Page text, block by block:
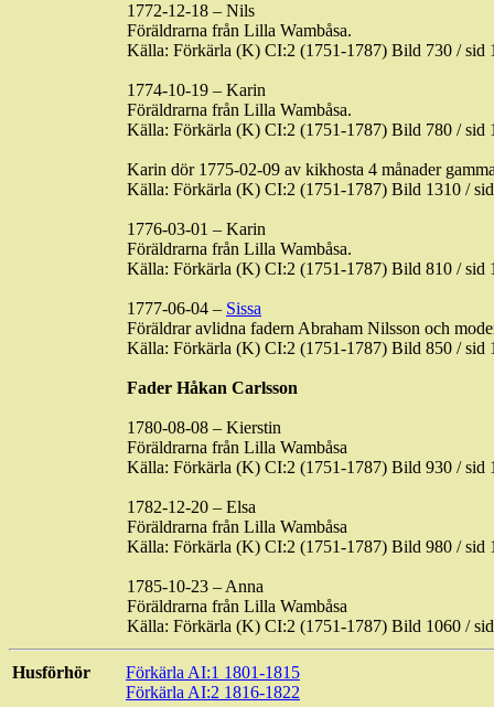
1772-12-18 – Nils
Föräldrarna från Lilla Wambåsa.
Källa: Förkärla (K) CI:2 (1751-1787) Bild 730 /
1774-10-19 – Karin
Föräldrarna från Lilla Wambåsa.
Källa: Förkärla (K) CI:2 (1751-1787) Bild 780 /
Karin dör 1775-02-09 av kikhosta 4 månader
Källa: Förkärla (K) CI:2 (1751-1787) Bild 1310 /
1776-03-01 – Karin
Föräldrarna från Lilla Wambåsa.
Källa: Förkärla (K) CI:2 (1751-1787) Bild 810 /
1777-06-04 – Sissa
Föräldrar avlidna fadern Abraham Nilsson och
Källa: Förkärla (K) CI:2 (1751-1787) Bild 850 /
Fader Håkan Carlsson
1780-08-08 – Kierstin
Föräldrarna från Lilla Wambåsa
Källa: Förkärla (K) CI:2 (1751-1787) Bild 930 /
1782-12-20 – Elsa
Föräldrarna från Lilla Wambåsa
Källa: Förkärla (K) CI:2 (1751-1787) Bild 980 /
1785-10-23 – Anna
Föräldrarna från Lilla Wambåsa
Källa: Förkärla (K) CI:2 (1751-1787) Bild 1060 /
Husförhör Förkärla AI:1 1801-1815
Förkärla AI:2 1816-1822